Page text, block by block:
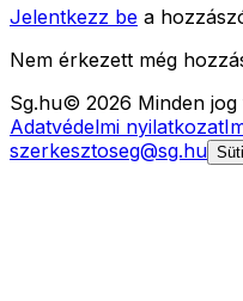
Jelentkezz be a
Nem érkezett még
Sg.hu© 2026 Minden
Adatvédelmi nyilatkozat
szerkesztoseg@sg.hu